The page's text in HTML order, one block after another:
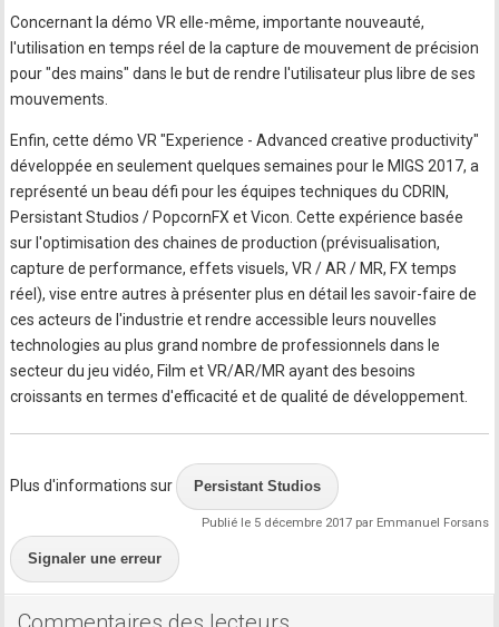
Concernant la démo VR elle-même, importante nouveauté,
l'utilisation en temps réel de la capture de mouvement de précision
pour "des mains" dans le but de rendre l'utilisateur plus libre de ses
mouvements.
Enfin, cette démo VR "Experience - Advanced creative productivity"
développée en seulement quelques semaines pour le MIGS 2017, a
représenté un beau défi pour les équipes techniques du CDRIN,
Persistant Studios / PopcornFX et Vicon. Cette expérience basée
sur l'optimisation des chaines de production (prévisualisation,
capture de performance, effets visuels, VR / AR / MR, FX temps
réel), vise entre autres à présenter plus en détail les savoir-faire de
ces acteurs de l'industrie et rendre accessible leurs nouvelles
technologies au plus grand nombre de professionnels dans le
secteur du jeu vidéo, Film et VR/AR/MR ayant des besoins
croissants en termes d'efficacité et de qualité de développement.
Plus d'informations sur Persistant Studios
Publié le 5 décembre 2017 par Emmanuel Forsans
Signaler une erreur